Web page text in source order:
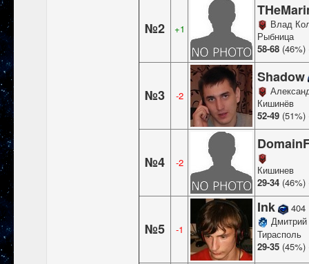
№2 +1
Влад
Рыбница
58-68 (46%)
№3 -2
Shadow
Кишинёв
52-49 (51%)
№4 -2
Кишинев
29-34 (46%)
№5 -1
Ink
404
Дмитрий
Тирасполь
29-35 (45%)